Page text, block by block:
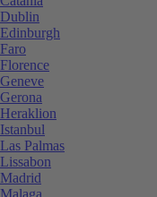
Dublin
Edinburgh
Faro
Florence
Geneve
Gerona
Heraklion
Istanbul
Las Palmas
Lissabon
Madrid
Malaga